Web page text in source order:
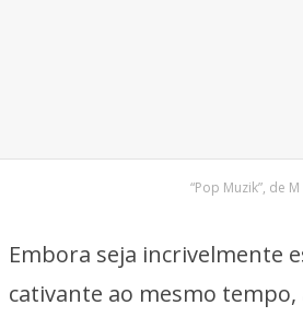
“Pop Muzik”, de M
Embora seja incrivelmente
cativante ao mesmo tempo,